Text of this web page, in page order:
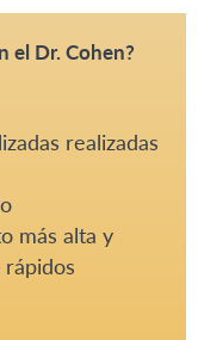
el Dr. Cohen?
realizadas
más alta y